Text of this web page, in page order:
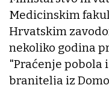
Medicinskim
Hrvatskim
nekoliko godina
"Praćenje
branitelja iz